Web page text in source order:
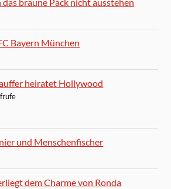
das braune Pack nicht ausstehen
Bayern München
heiratet Hollywood
und Menschenfischer
dem Charme von Ronda